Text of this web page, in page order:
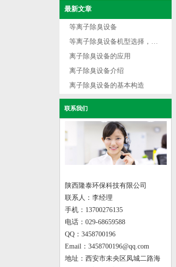
最新文章
等离子除臭设备
等离子除臭设备机型选择，根据不同用途选型
离子除臭设备的应用
离子除臭设备介绍
离子除臭设备的基本构造
联系我们
陕西隆泰环保科技有限公司
联系人：李经理
手机：13700276135
电话：029-68659588
QQ：3458700196
Email：3458700196@qq.com
地址：西安市未央区凤城二路海